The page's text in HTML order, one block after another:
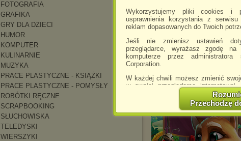
Wykorzystujemy pliki cookies i
usprawnienia korzystania z
reklam dopasowanych do Twoich
Jeśli nie zmienisz ustawień
przeglądarce, wyrażasz zgodę
komputerze przez
Corporation.
W każdej chwili możesz zmienić
w swojej przeglądarce
http://
Jednocześnie informujemy że
spowodować ograniczenie
W przypadku braku twojej zgody
prosimy o opuszczenie serwisu
Przechodzę
FOTOGRAFIA
GRAFIKA
GRY DLA DZIECI
HUMOR
KOMPUTER
KULINARNIE
MUZYKA
PRACE PLASTYCZNE - KSIĄŻKI
PRACE PLASTYCZNE - POMYSŁY
ROBÓTKI RĘCZNE
SCRAPBOOKING
SŁUCHOWISKA
TELEDYSKI
WIERSZYKI